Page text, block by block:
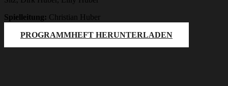
Spielleitung: Christian Huber
PROGRAMMHEFT HERUNTERLADEN